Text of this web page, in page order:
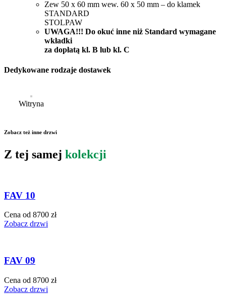
Zew 50 x 60 mm wew. 60 x 50 mm – do klamek
STANDARD
STOLPAW
UWAGA!!! Do okuć inne niż Standard wymagane
wkładki
za dopłatą kl. B lub kl. C
Dedykowane rodzaje dostawek
Witryna
Zobacz też inne drzwi
Z tej samej kolekcji
FAV 10
Cena od 8700 zł
Zobacz drzwi
FAV 09
Cena od 8700 zł
Zobacz drzwi